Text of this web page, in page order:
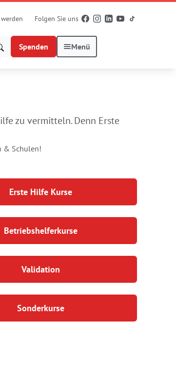
Folgen Sie uns
Spenden Menü
zu vermitteln. Denn Erste
& Schulen!
Erste Hilfe Kurse
Betriebshelferkurse
Validation
Sonderkurse